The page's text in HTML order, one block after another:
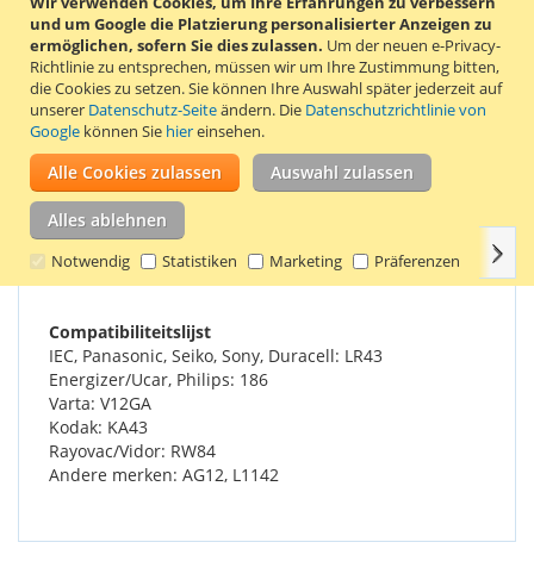
und um Google die Platzierung personalisierter Anzeigen zu
ermöglichen, sofern Sie dies zulassen. Um der neuen e-Privacy-
Richtlinie zu entsprechen, müssen wir um Ihre Zustimmung bitten,
die Cookies zu setzen.Sie können Ihre Auswahl später jederzeit auf
unserer Datenschutz-Seiteändern. Die Datenschutzrichtlinie von
Google können Sie hiereinsehen.
Alle Cookies zulassen Auswahl zulassen
Alles ablehnen
Notwendig Statistiken Marketing Präferenzen
ZUR WUNSCHLISTE HINZUFÜGEN
ZUR VERGLEICHSLISTE HINZUFÜGEN
Duracell LR43 alkalische Knopfzellen. Verpackt pro 2
Batterien. Die Batterie LR43 ist auch als V12GA, AG12, 186,
KA43 und RW84 bekannt.
Einzelheiten Produkteigenschaften Bewertungen
Compatibiliteitslijst
IEC, Panasonic, Seiko, Sony, Duracell: LR43
Energizer/Ucar, Philips: 186
Varta: V12GA
Kodak: KA43
Rayovac/Vidor: RW84
Andere merken: AG12, L1142